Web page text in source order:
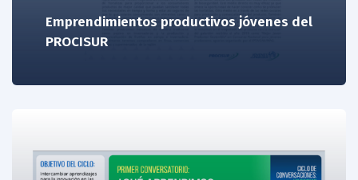
Emprendimientos productivos jóvenes del
PROCISUR